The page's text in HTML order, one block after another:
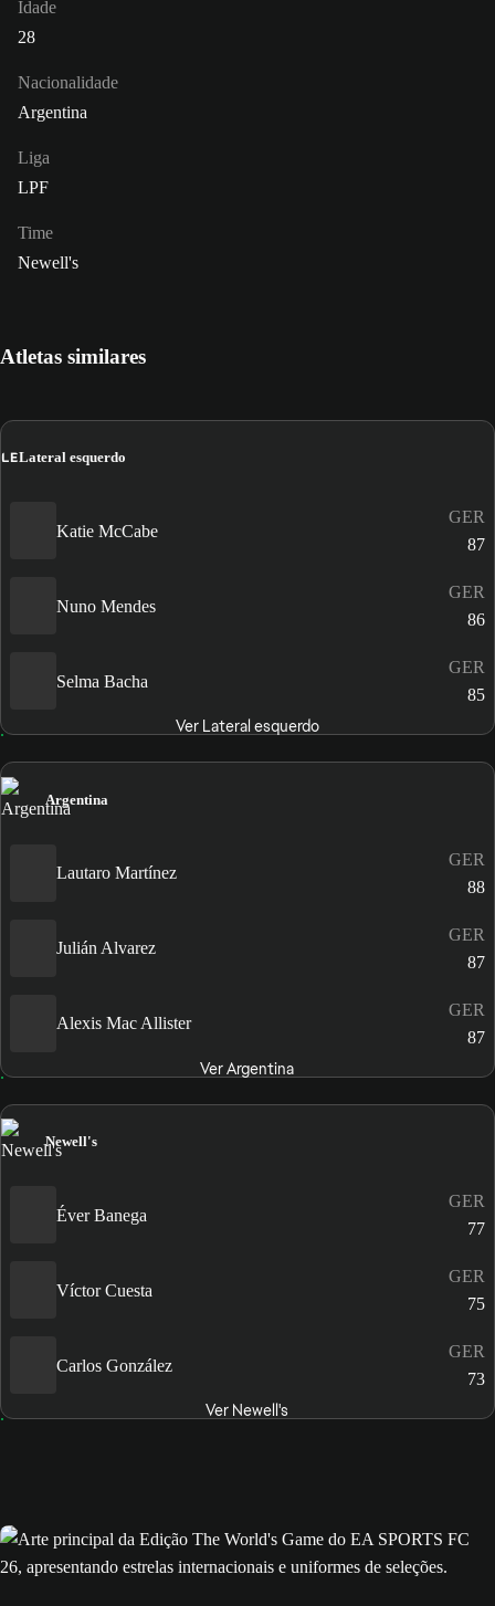
Idade
28
Nacionalidade
Argentina
Liga
LPF
Time
Newell's
Atletas similares
LELateral esquerdo
Katie McCabe
GER
87
Nuno Mendes
GER
86
Selma Bacha
GER
85
Ver Lateral esquerdo
Argentina
Lautaro Martínez
GER
88
Julián Alvarez
GER
87
Alexis Mac Allister
GER
87
Ver Argentina
Newell's
Éver Banega
GER
77
Víctor Cuesta
GER
75
Carlos González
GER
73
Ver Newell's